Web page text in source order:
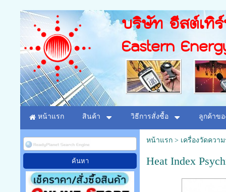
บริษัท อีสต์เทิ
Eastern
หน้าแรก สินค้า วิธีการสั่งซื้อ ลูกค้าขอ
หน้าแรก> เครื่องวัดควา
Heat Index